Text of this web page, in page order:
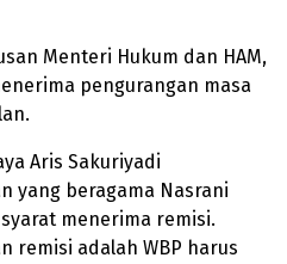
Menteri Hukum dan HAM,
pengurangan masa
Aris Sakuriyadi
yang beragama Nasrani
menerima remisi.
remisi adalah WBP harus